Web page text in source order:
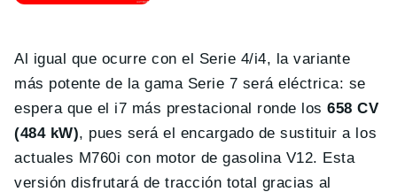
Al igual que ocurre con el Serie 4/i4, la variante
más potente de la gama Serie 7 será eléctrica: se
espera que el i7 más prestacional ronde los 658 CV
(484 kW), pues será el encargado de sustituir a los
actuales M760i con motor de gasolina V12. Esta
versión disfrutará de tracción total gracias al